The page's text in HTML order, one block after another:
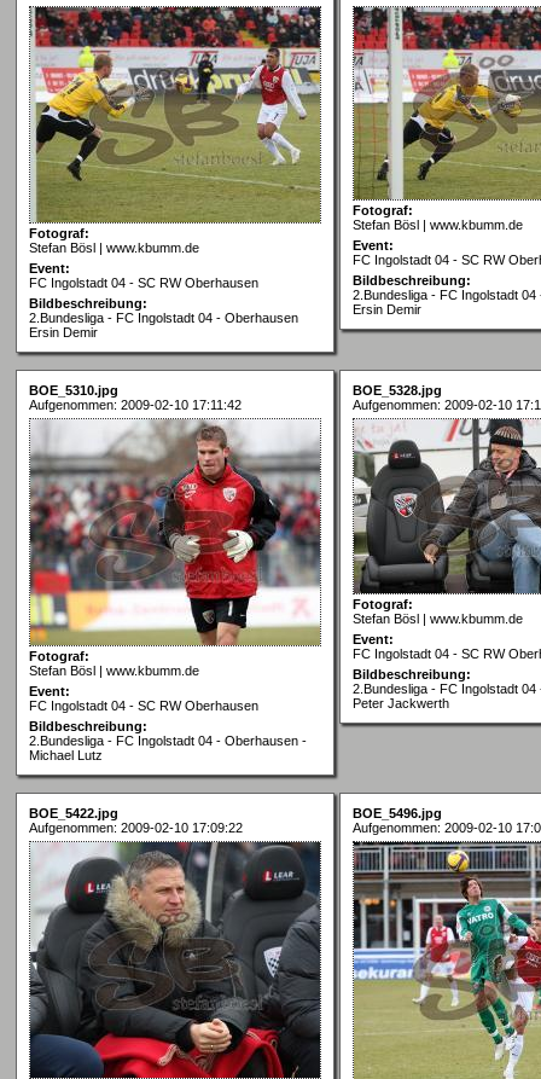
Fotograf:
Stefan Bösl | www.kbumm.de
Event:
FC Ingolstadt 04 - SC RW Oberhausen
Bildbeschreibung:
2.Bundesliga - FC Ingolstadt 04 - Oberhausen
Ersin Demir
Fotograf:
Stefan Bösl | www.kbumm.de
Event:
FC Ingolstadt 04 - SC RW
Bildbeschreibung:
2.Bundesliga - FC Ingolstadt
Ersin Demir
BOE_5310.jpg
Aufgenommen: 2009-02-10 17:11:42
Fotograf:
Stefan Bösl | www.kbumm.de
Event:
FC Ingolstadt 04 - SC RW Oberhausen
Bildbeschreibung:
2.Bundesliga - FC Ingolstadt 04 - Oberhausen -
Michael Lutz
BOE_5328.jpg
Aufgenommen: 2009-02-10
Fotograf:
Stefan Bösl | www.kbumm.de
Event:
FC Ingolstadt 04 - SC RW
Bildbeschreibung:
2.Bundesliga - FC Ingolstadt
Peter Jackwerth
BOE_5422.jpg
Aufgenommen: 2009-02-10 17:09:22
BOE_5496.jpg
Aufgenommen: 2009-02-10